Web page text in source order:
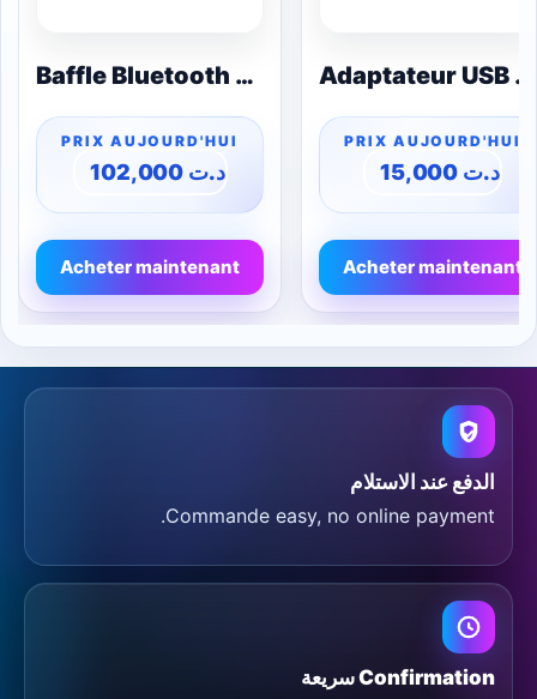
Baffle Bluetooth Lenyes S235 – Étanche IPX7, 8W, Lumière RGB
د.ت 102,000
Acheter maintenant
Adaptateur USB vers Type-C – 10cm (Connecteur)
د.ت
Acheter maintenant
الدفع عند الاستلام
Commande easy, no online payment.
Confirmation سريعة